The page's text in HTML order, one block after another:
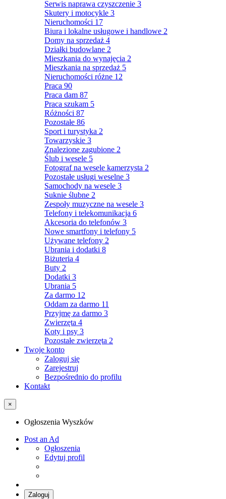
Serwis naprawa czyszczenie 3
Skutery i motocykle 3
Nieruchomości 17
Biura i lokalne usługowe i handlowe 2
Domy na sprzedaż 4
Działki budowlane 2
Mieszkania do wynajęcia 2
Mieszkania na sprzedaż 5
Nieruchomości różne 12
Praca 90
Praca dam 87
Praca szukam 5
Różności 87
Pozostałe 86
Sport i turystyka 2
Towarzyskie 3
Znalezione zagubione 2
Ślub i wesele 5
Fotograf na wesele kamerzysta 2
Pozostałe usługi weselne 3
Samochody na wesele 3
Suknie ślubne 2
Zespoły muzyczne na wesele 3
Telefony i telekomunikacja 6
Akcesoria do telefonów 3
Nowe smartfony i telefony 5
Używane telefony 2
Ubrania i dodatki 8
Biżuteria 4
Buty 2
Dodatki 3
Ubrania 5
Za darmo 12
Oddam za darmo 11
Przyjmę za darmo 3
Zwierzęta 4
Koty i psy 3
Pozostałe zwierzęta 2
Twoje konto
Zaloguj się
Zarejestruj
Bezpośrednio do profilu
Kontakt
×
Ogłoszenia Wyszków
Post an Ad
Ogłoszenia
Edytuj profil
Zaloguj